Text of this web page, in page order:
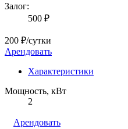
Залог:
500 ₽
200 ₽/сутки
Арендовать
Характеристики
Мощность, кВт
2
Арендовать